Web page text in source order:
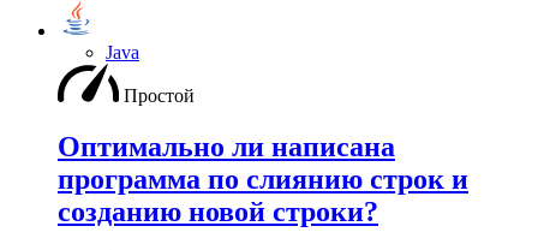
Java
Простой
Оптимально ли написана
программа по слиянию строк и
созданию новой строки?